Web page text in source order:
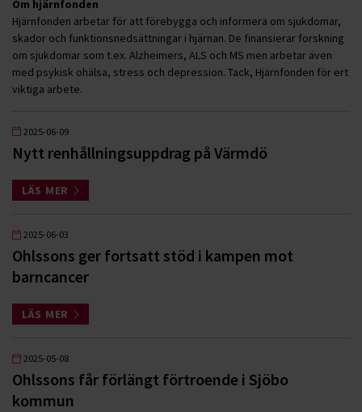
Om hjärnfonden
Hjärnfonden arbetar för att förebygga och informera om sjukdomar,
skador och funktionsnedsättningar i hjärnan. De finansierar forskning
om sjukdomar som t.ex. Alzheimers, ALS och MS men arbetar även
med psykisk ohälsa, stress och depression. Tack, Hjärnfonden för ert
viktiga arbete.
2025-06-09
Nytt renhållningsuppdrag på Värmdö
LÄS MER
2025-06-03
Ohlssons ger fortsatt stöd i kampen mot
barncancer
LÄS MER
2025-05-08
Ohlssons får förlängt förtroende i Sjöbo
kommun